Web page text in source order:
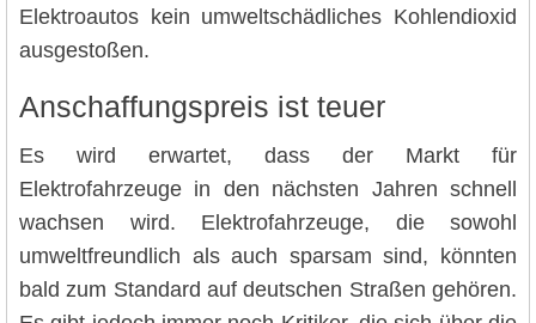
Elektroautos kein umweltschädliches Kohlendioxid
ausgestoßen.
Anschaffungspreis ist teuer
Es wird erwartet, dass der Markt für
Elektrofahrzeuge in den nächsten Jahren schnell
wachsen wird. Elektrofahrzeuge, die sowohl
umweltfreundlich als auch sparsam sind, könnten
bald zum Standard auf deutschen Straßen gehören.